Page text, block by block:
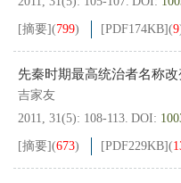
[摘要](799) [PDF174KB](9
先秦时期最高统治者名称
吉家友
2011, 31(5): 108-113. DOI:
[摘要](673) [PDF229KB](